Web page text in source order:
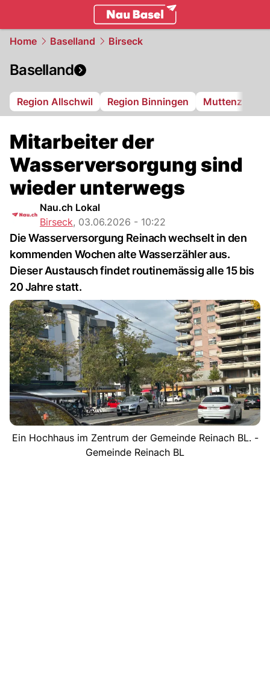
Home Baselland Birseck
Baselland
Region Allschwil Region Binningen Muttenz
Mitarbeiter der
Wasserversorgung sind
wieder unterwegs
Nau.ch Lokal
Birseck, 03.06.2026 - 10:22
Die Wasserversorgung Reinach wechselt in den
kommenden Wochen alte Wasserzähler aus.
Dieser Austausch findet routinemässig alle 15 bis
20 Jahre statt.
Ein Hochhaus im Zentrum der Gemeinde Reinach BL. -
Gemeinde Reinach BL